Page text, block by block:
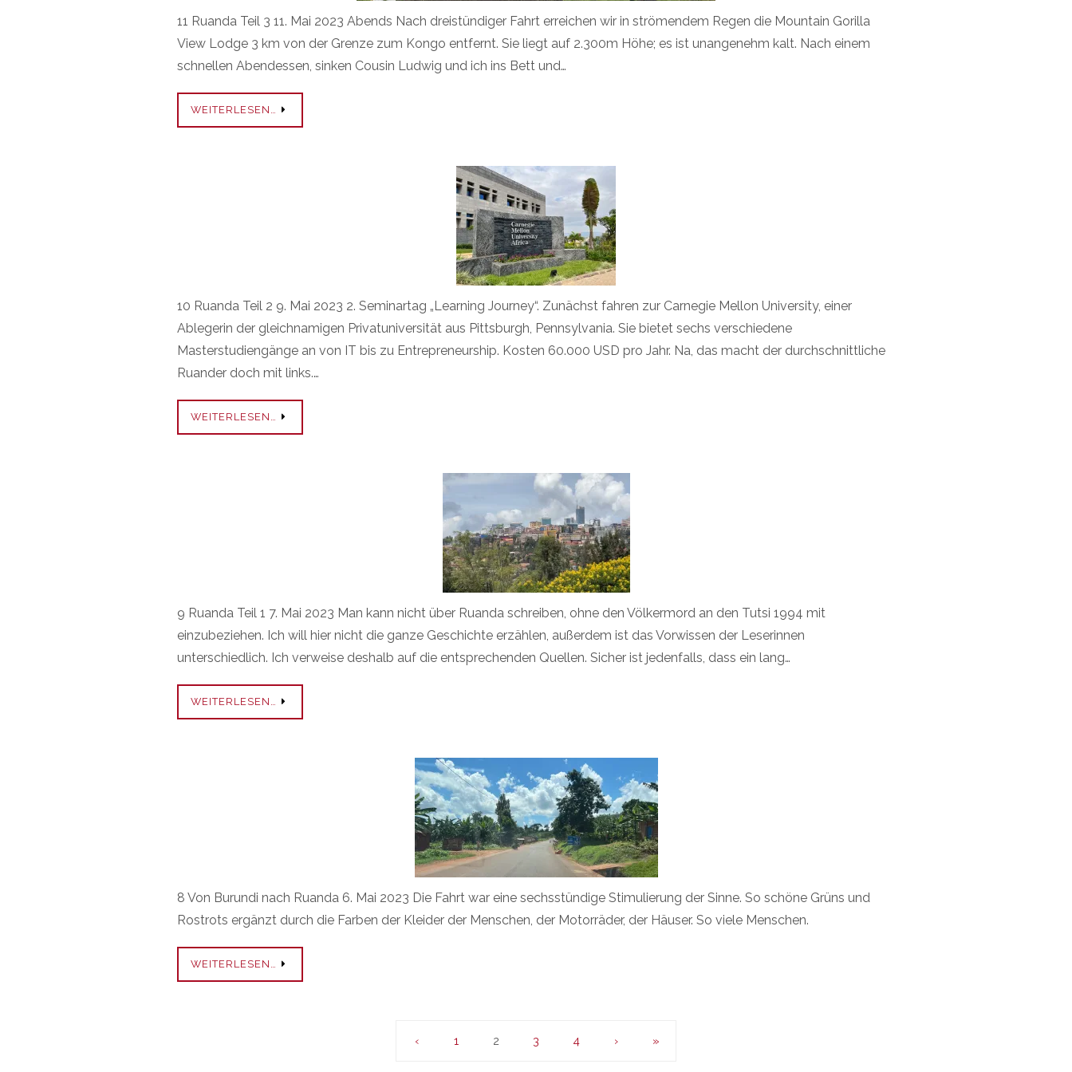
11 Ruanda Teil 3 11. Mai 2023 Abends Nach dreistündiger Fahrt erreichen wir in strömendem Regen die Mountain Gorilla
View Lodge 3 km von der Grenze zum Kongo entfernt. Sie liegt auf 2.300m Höhe; es ist unangenehm kalt. Nach einem
schnellen Abendessen, sinken Cousin Ludwig und ich ins Bett und…
WEITERLESEN…
10 Ruanda Teil 2 9. Mai 2023 2. Seminartag „Learning Journey“. Zunächst fahren zur Carnegie Mellon University, einer
Ablegerin der gleichnamigen Privatuniversität aus Pittsburgh, Pennsylvania. Sie bietet sechs verschiedene
Masterstudiengänge an von IT bis zu Entrepreneurship. Kosten 60.000 USD pro Jahr. Na, das macht der durchschnittliche
Ruander doch mit links.…
WEITERLESEN…
9 Ruanda Teil 1 7. Mai 2023 Man kann nicht über Ruanda schreiben, ohne den Völkermord an den Tutsi 1994 mit
einzubeziehen. Ich will hier nicht die ganze Geschichte erzählen, außerdem ist das Vorwissen der Leserinnen
unterschiedlich. Ich verweise deshalb auf die entsprechenden Quellen. Sicher ist jedenfalls, dass ein lang…
WEITERLESEN…
8 Von Burundi nach Ruanda 6. Mai 2023 Die Fahrt war eine sechsstündige Stimulierung der Sinne. So schöne Grüns und
Rostrots ergänzt durch die Farben der Kleider der Menschen, der Motorräder, der Häuser. So viele Menschen.
WEITERLESEN…
‹ 1 2 3 4 › »